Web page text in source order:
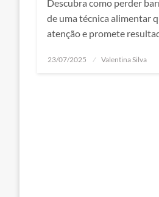
Descubra como perder
de uma técnica alimentar
atenção e promete
Posted
23/07/2025 Valentina Silva